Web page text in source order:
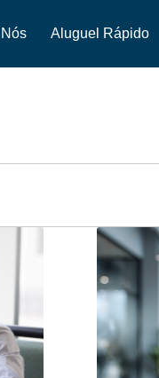
Aluguel Rápido